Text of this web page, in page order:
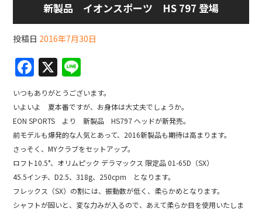
新製品 イオンスポーツ HS 797 登場
投稿日 2016年7月30日
F
a
c
e
b
o
o
k
X
n
e
いつもありがとうございます。
いよいよ 夏本番ですが、お身体は大丈夫でしょうか。
EON SPORTS より 新製品 HS797 ヘッドが新発売。
前モデルも爆発的な人気とあって、2016新製品も期待は高まります。
さっそく、MYクラブをセットアップ。
ロフト10.5°、オリムピック デラマックス 限定品 01-65D（SX）
45.5インチ、D2.5、318g、250cpm となります。
フレックス（SX）の割には、振動数が低く、柔らかめとなります。
シャフトが固いと、変な力みが入るので、あえて柔らか目を使用いたしま